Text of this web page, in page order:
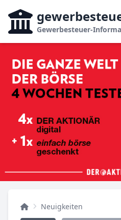
Gewerbesteuer-
Neuigkeiten